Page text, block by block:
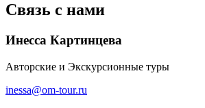
Связь с нами
Инесса Картинцева
Авторские и Экскурсионные туры
inessa@om-tour.ru